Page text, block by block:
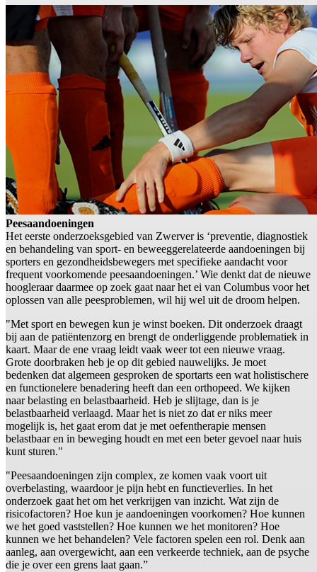
Peesaandoeningen
Het eerste onderzoeksgebied van Zwerver is ‘preventie, diagnostiek
en behandeling van sport- en beweeggerelateerde aandoeningen bij
sporters en gezondheidsbewegers met specifieke aandacht voor
frequent voorkomende peesaandoeningen.’ Wie denkt dat de nieuwe
hoogleraar daarmee op zoek gaat naar het ei van Columbus voor het
oplossen van alle peesproblemen, wil hij wel uit de droom helpen.
"Met sport en bewegen kun je winst boeken. Dit onderzoek draagt
bij aan de patiëntenzorg en brengt de onderliggende problematiek in
kaart. Maar de ene vraag leidt vaak weer tot een nieuwe vraag.
Grote doorbraken heb je op dit gebied nauwelijks. Je moet
bedenken dat algemeen gesproken de sportarts een wat holistischere
en functionelere benadering heeft dan een orthopeed. We kijken
naar belasting en belastbaarheid. Heb je slijtage, dan is je
belastbaarheid verlaagd. Maar het is niet zo dat er niks meer
mogelijk is, het gaat erom dat je met oefentherapie mensen
belastbaar en in beweging houdt en met een beter gevoel naar huis
kunt sturen."
"Peesaandoeningen zijn complex, ze komen vaak voort uit
overbelasting, waardoor je pijn hebt en functieverlies. In het
onderzoek gaat het om het verkrijgen van inzicht. Wat zijn de
risicofactoren? Hoe kun je aandoeningen voorkomen? Hoe kunnen
we het goed vaststellen? Hoe kunnen we het monitoren? Hoe
kunnen we het behandelen? Vele factoren spelen een rol. Denk aan
aanleg, aan overgewicht, aan een verkeerde techniek, aan de psyche
die je over een grens laat gaan.”